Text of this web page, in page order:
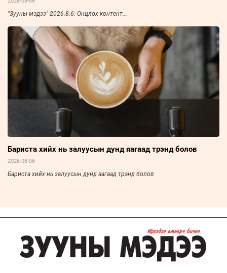
"Зууны мэдээ" 2026.8.6: Онцлох контент...
Бариста хийх нь залуусын дунд яагаад трэнд болов
2026-08-06
Бариста хийх нь залуусын дунд яагаад трэнд болов